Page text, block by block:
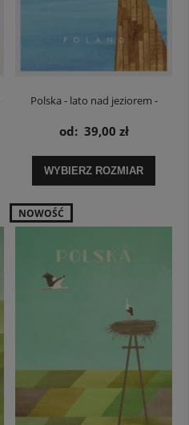
Polska - lato nad jeziorem -
plakat
od: 39,00 zł
WYBIERZ ROZMIAR
NOWOŚĆ